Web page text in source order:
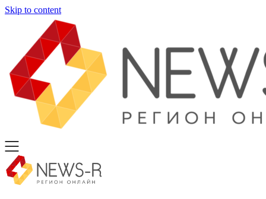
Skip to content